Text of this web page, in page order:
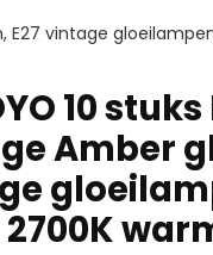
E27 vintage
10 stuks
Amber